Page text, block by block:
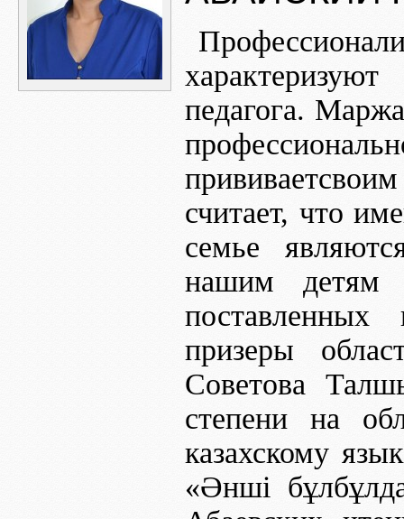
педагога.
считает, что
семье
нашим детям
призеры
Советова
степени на
казахскому
«Әнші